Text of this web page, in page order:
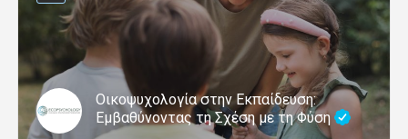
Οικοψυχολογία στην Εκπαίδευση:
Εμβαθύνοντας τη Σχέση με τη Φύση